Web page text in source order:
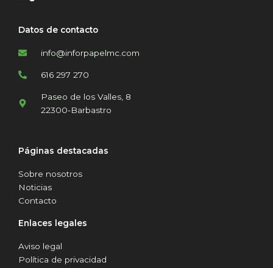
Datos de contacto
info@inforpapelmc.com
616 297 270
Paseo de los Valles, 8
22300-Barbastro
Páginas destacadas
Sobre nosotros
Noticias
Contacto
Enlaces legales
Aviso legal
Política de privacidad